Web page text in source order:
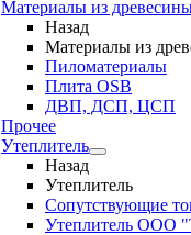
Материалы из
Назад
Материалы из
Пиломатериалы
Плита OSB
ДВП, ДСП, ЦСП
Прочее
Утеплитель
Назад
Утеплитель
Сопутствующие
Утеплитель ООО